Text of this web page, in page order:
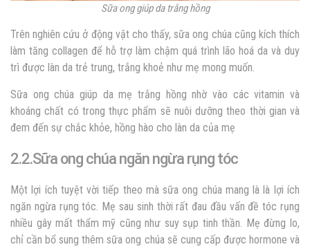
Sữa ong giúp da trắng hồng
Trên nghiên cứu ở động vật cho thấy, sữa ong chúa cũng kích thích
làm tăng collagen để hỗ trợ làm chậm quá trình lão hoá da và duy
trì được làn da trẻ trung, trắng khoẻ như mẹ mong muốn.
Sữa ong chúa giúp da mẹ trắng hồng nhờ vào các vitamin và
khoáng chất có trong thực phẩm sẽ nuôi dưỡng theo thời gian và
đem đến sự chắc khỏe, hồng hào cho làn da của mẹ
2.2.Sữa ong chúa ngăn ngừa rụng tóc
Một lợi ích tuyệt vời tiếp theo mà sữa ong chúa mang là là lợi ích
ngăn ngừa rụng tóc. Mẹ sau sinh thời rất đau đầu vấn đề tóc rụng
nhiều gây mất thẩm mỹ cũng như suy sụp tinh thần. Mẹ đừng lo,
chỉ cần bổ sung thêm sữa ong chúa sẽ cung cấp được hormone và